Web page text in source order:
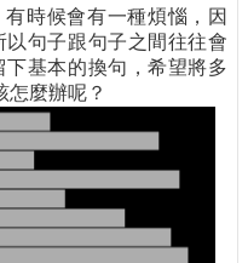
時候會有一種煩惱，因
句子跟句子之間往往會
基本的換句，希望將多
怎麼辦呢？